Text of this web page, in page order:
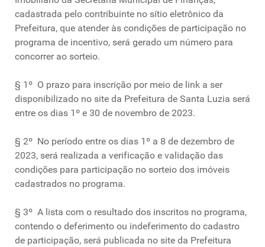
cadastrada pelo contribuinte no sítio eletrônico da
Prefeitura, que atender às condições de participação no
programa de incentivo, será gerado um número para
concorrer ao sorteio.
§ 1º O prazo para inscrição por meio de link a ser
disponibilizado no site da Prefeitura de Santa Luzia será
entre os dias 1º e 30 de novembro de 2023.
§ 2º No período entre os dias 1º a 8 de dezembro de
2023, será realizada a verificação e validação das
condições para participação no sorteio dos imóveis
cadastrados no programa.
§ 3º A lista com o resultado dos inscritos no programa,
contendo o deferimento ou indeferimento do cadastro
de participação, será publicada no site da Prefeitura